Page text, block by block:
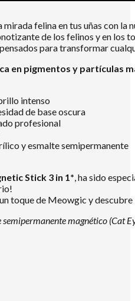
mirada felina en tus uñas con la
de los felinos y en los
para transformar
en pigmentos y partículas
intenso
de base oscura
profesional
y esmalte semipermanente
Stick 3 in 1*, ha sido
toque de Meowgic y
magnético (Cat